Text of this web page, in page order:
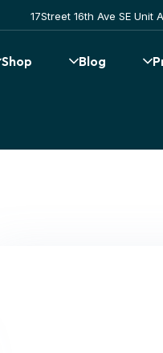
17Street 16th Ave SE
Blog
Shop